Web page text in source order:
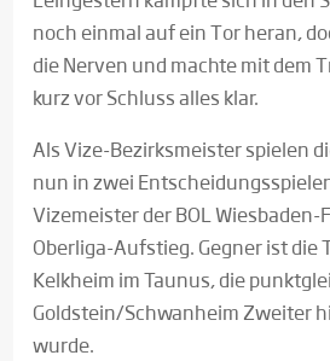
noch einmal auf ein Tor heran,
die Nerven und machte mit dem
kurz vor Schluss alles klar.
Als Vize-Bezirksmeister spielen
nun in zwei
Vizemeister der BOL
Oberliga-Aufstieg. Gegner ist die
Kelkheim im Taunus, die
Goldstein/Schwanheim Zweiter
wurde.